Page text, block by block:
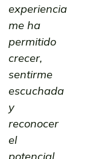
experiencia
me ha
permitido
crecer,
sentirme
escuchada
y
reconocer
el
potencial